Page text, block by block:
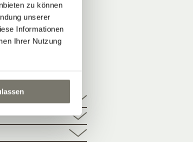
zu können
unserer
Informationen
Ihrer Nutzung